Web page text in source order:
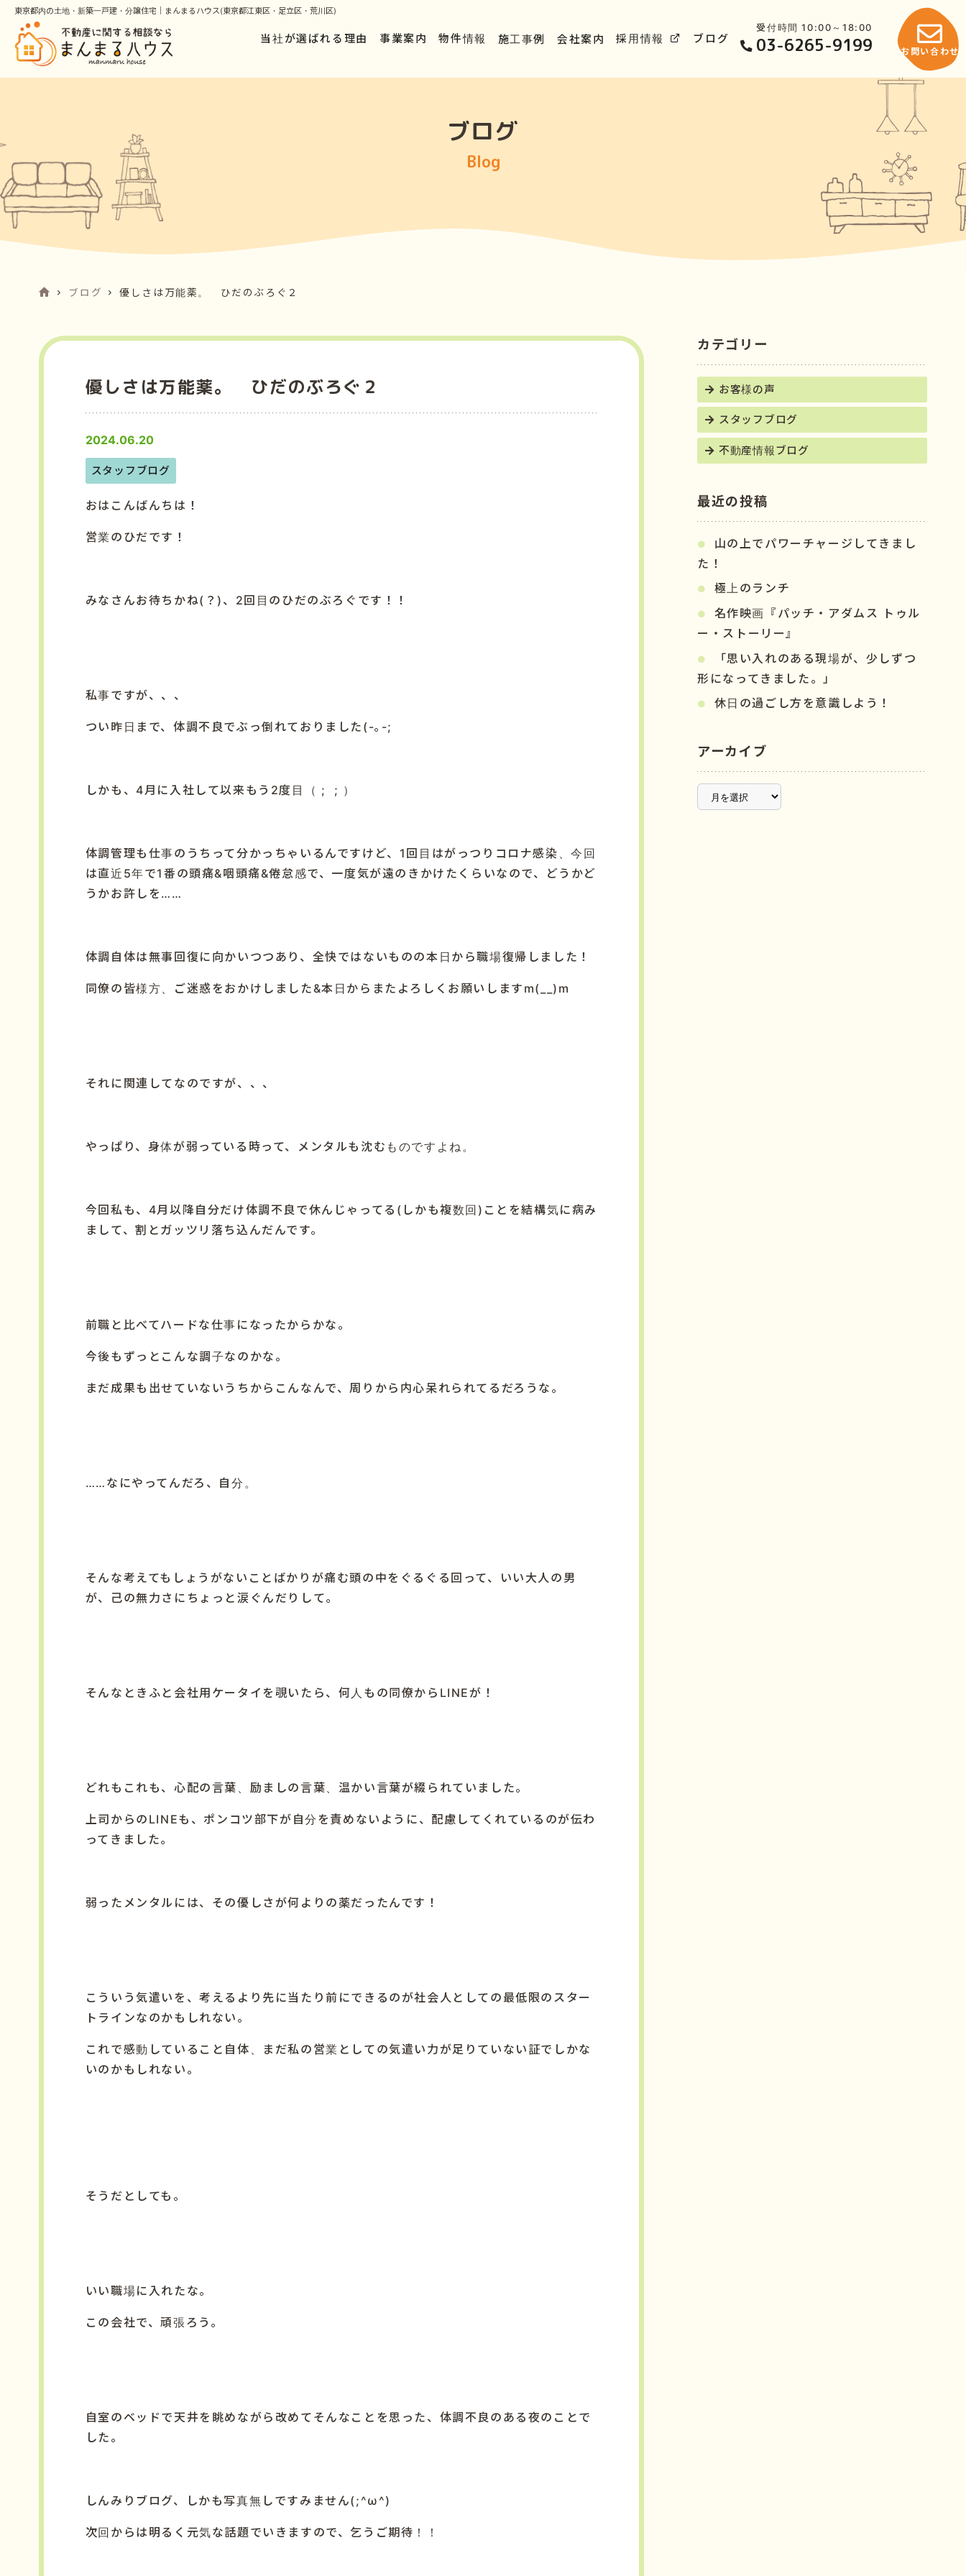
東京都内の土地・新築一戸建・分譲住宅｜まんまるハウス(東京都江東区・足立区・荒川区)
当社が選ばれる理由 事業案内 物件情報 施工事例 会社案内 採用情報 ブログ
受付時間 10:00～18:00
03-6265-9199 お問い合わせ
ブログ
Blog
ブログ 優しさは万能薬。 ひだのぶろぐ２
優しさは万能薬。 ひだのぶろぐ２
2024.06.20
スタッフブログ
おはこんばんちは！
営業のひだです！
みなさんお待ちかね( ？ ) 、 2 回目のひだのぶろぐです！！
私事ですが、、、
つい昨日まで、体調不良でぶっ倒れておりました (-｡ -;
しかも、 4月に入社して以来もう 2度目（ ; ; ）
体調管理も仕事のうちって分かっちゃいるんですけど、 1 回目はがっつりコロナ感染、今回
は直近 5年で1 番の頭痛&咽頭痛&倦怠感で、一度気が遠のきかけたくらいなので、どうかど
うかお許しを……
体調自体は無事回復に向かいつつあり、全快ではないものの本日から職場復帰しました！
同僚の皆様方、ご迷惑をおかけしました&本日からまたよろしくお願いします m(__)m
それに関連してなのですが、、、
やっぱり、身体が弱っている時って、メンタルも沈むものですよね。
今回私も、 4月以降自分だけ体調不良で休んじゃってる ( しかも複数回 ) ことを結構気に病み
まして、割とガッツリ落ち込んだんです。
前職と比べてハードな仕事になったからかな。
今後もずっとこんな調子なのかな。
まだ成果も出せていないうちからこんなんで、周りから内心呆れられてるだろうな。
……なにやってんだろ、自分。
そんな考えてもしょうがないことばかりが痛む頭の中をぐるぐる回って、いい大人の男
が、己の無力さにちょっと涙ぐんだりして。
そんなときふと会社用ケータイを覗いたら、何人もの同僚から LINEが！
どれもこれも、心配の言葉、励ましの言葉、温かい言葉が綴られていました。
上司からの LINEも、ポンコツ部下が自分を責めないように、配慮してくれているのが伝わ
ってきました。
弱ったメンタルには、その優しさが何よりの薬だったんです！
こういう気遣いを、考えるより先に当たり前にできるのが社会人としての最低限のスター
トラインなのかもしれない。
これで感動していること自体、まだ私の営業としての気遣い力が足りていない証でしかな
いのかもしれない。
そうだとしても。
いい職場に入れたな。
この会社で、頑張ろう。
自室のベッドで天井を眺めながら改めてそんなことを思った、体調不良のある夜のことで
した。
しんみりブログ、しかも写真無しですみません(;^ω^)
次回からは明るく元気な話題でいきますので、乞うご期待！！
カテゴリー
お客様の声
スタッフブログ
不動産情報ブログ
最近の投稿
山の上でパワーチャージしてきまし
た！
極上のランチ
名作映画『パッチ・アダムス トゥル
ー・ストーリー』
「思い入れのある現場が、少しずつ
形になってきました。」
休日の過ごし方を意識しよう！
アーカイブ
ー